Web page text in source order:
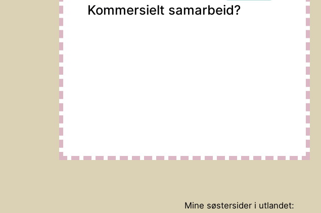
Kommersielt samarbeid?
Mine søstersider i utlandet: